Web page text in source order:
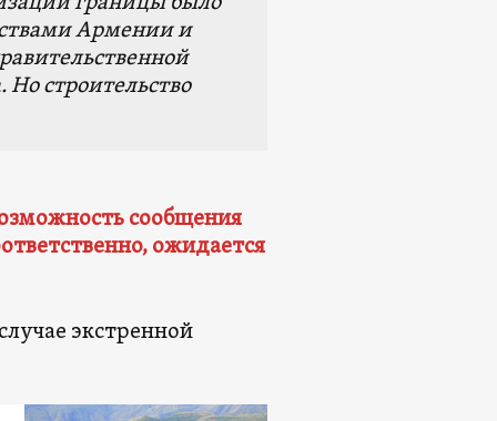
Армении и
Но строительство
сообщения
ожидается
экстренной